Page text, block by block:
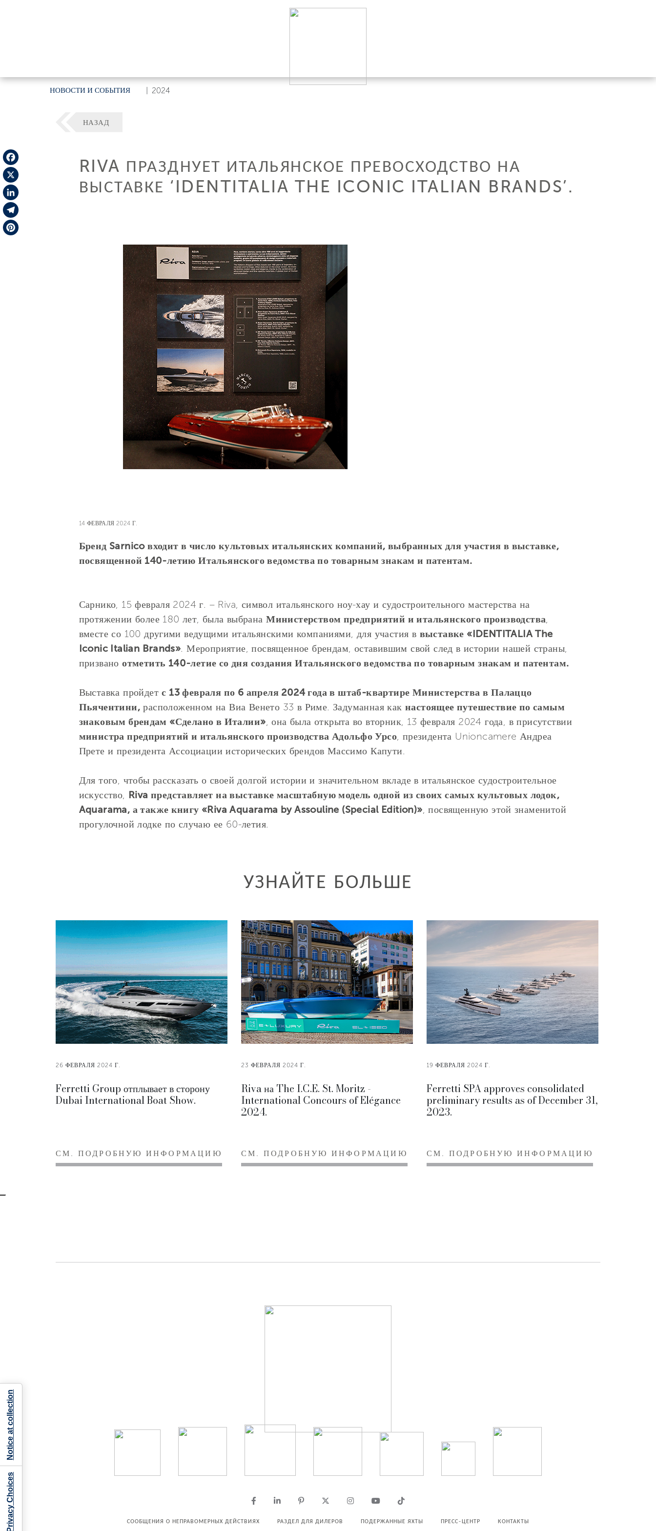
НОВОСТИ И СОБЫТИЯ 2024
Facebook
X
LinkedIn
Telegram
НАЗАД
RIVA ПРАЗДНУЕТ ИТАЛЬЯНСКОЕ ПРЕВОСХОДСТВО НА
ВЫСТАВКЕ ‘IDENTITALIA THE ICONIC ITALIAN BRANDS’.
14 ФЕВРАЛЯ 2024 Г.
Бренд Sarnico входит в число культовых итальянских компаний, выбранных для участия в выставке,
посвященной 140-летию Итальянского ведомства по товарным знакам и патентам.
Сарнико, 15 февраля 2024 г. – Riva, символ итальянского ноу-хау и судостроительного мастерства на
протяжении более 180 лет, была выбранаМинистерством предприятий и итальянского производства,
вместе со 100 другими ведущими итальянскими компаниями, для участия в выставке «IDENTITALIA The
Iconic Italian Brands». Мероприятие, посвященное брендам, оставившим свой след в истории нашей страны,
призваноотметить 140-летие со дня создания Итальянского ведомства по товарным знакам и патентам.
Выставка пройдетс 13 февраля по 6 апреля 2024 года в штаб-квартире Министерства в Палаццо
Пьячентини,расположенном на Виа Венето 33 в Риме. Задуманная как настоящее путешествие по самым
знаковым брендам «Сделано в Италии», она была открыта во вторник, 13 февраля 2024 года, в присутствии
министра предприятий и итальянского производства Адольфо Урсо, президента Unioncamere Андреа
Прете и президента Ассоциации исторических брендов Массимо Капути.
Для того, чтобы рассказать о своей долгой истории и значительном вкладе в итальянское судостроительное
искусство, Riva представляет на выставке масштабную модель одной из своих самых культовых лодок,
Aquarama, а также книгу «Riva Aquarama by Assouline (Special Edition)», посвященную этой знаменитой
прогулочной лодке по случаю ее 60-летия.
УЗНАЙТЕ БОЛЬШЕ
26 ФЕВРАЛЯ 2024 Г.
Ferretti Group отплывает в сторону
Dubai International Boat Show.
СМ. ПОДРОБНУЮ ИНФОРМАЦИЮ
23 ФЕВРАЛЯ 2024 Г.
Riva на The I.C.E. St. Moritz -
International Concours of Elégance
2024.
СМ. ПОДРОБНУЮ ИНФОРМАЦИЮ
19 ФЕВРАЛЯ 2024 Г.
Ferretti SPA approves consolidated
preliminary results as of December 31,
2023.
СМ. ПОДРОБНУЮ ИНФОРМАЦИЮ
СООБЩЕНИЯ О НЕПРАВОМЕРНЫХ ДЕЙСТВИЯХ РАЗДЕЛ ДЛЯ ДИЛЕРОВ ПОДЕРЖАННЫЕ ЯХТЫ ПРЕСС-ЦЕНТР КОНТАКТЫ
Your Privacy Choices
Notice at collection